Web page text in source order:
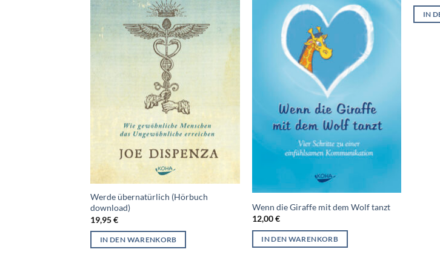
Werde übernatürlich (Hörbuch
download)
19,95€
IN DEN WARENKORB
Wenn die Giraffe mit dem Wolf tanzt
12,00€
IN DEN WARENKORB
IN